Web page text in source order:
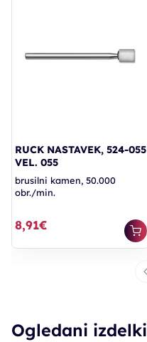
RUCK NASTAVEK, 524-055
VEL. 055
brusilni kamen, 50.000
obr./min.
8,91€
Ogledani izdelki